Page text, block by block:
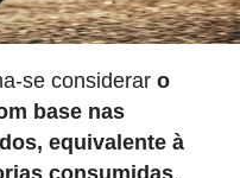
se considerar o
base nas
equivalente à